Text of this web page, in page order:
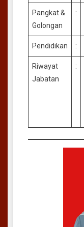
Pangkat &
Golongan
:
Pendidikan :
Riwayat
Jabatan
: